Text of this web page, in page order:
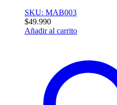
SKU: MAB003
$49.990
Añadir al carrito